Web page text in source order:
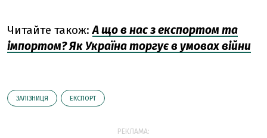
Читайте також:А що в нас з експортом та
імпортом? Як Україна торгує в умовах війни
ЗАЛІЗНИЦЯ ЕКСПОРТ
РЕКЛАМА: